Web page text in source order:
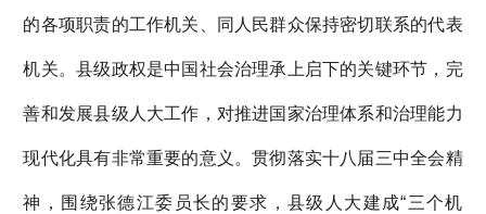
的各项职责的工作机关、同人民群众保持密切联系的代表
机关。县级政权是中国社会治理承上启下的关键环节，完
善和发展县级人大工作，对推进国家治理体系和治理能力
现代化具有非常重要的意义。贯彻落实十八届三中全会精
神，围绕张德江委员长的要求，县级人大建成“三个机